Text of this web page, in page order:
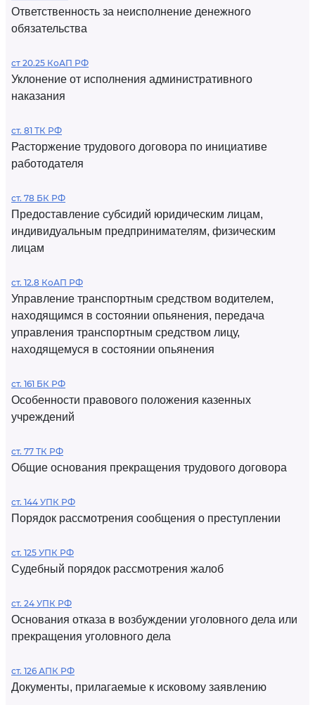
Ответственность за неисполнение денежного
обязательства
ст 20.25 КоАП РФ
Уклонение от исполнения административного
наказания
ст. 81 ТК РФ
Расторжение трудового договора по инициативе
работодателя
ст. 78 БК РФ
Предоставление субсидий юридическим лицам,
индивидуальным предпринимателям, физическим
лицам
ст. 12.8 КоАП РФ
Управление транспортным средством водителем,
находящимся в состоянии опьянения, передача
управления транспортным средством лицу,
находящемуся в состоянии опьянения
ст. 161 БК РФ
Особенности правового положения казенных
учреждений
ст. 77 ТК РФ
Общие основания прекращения трудового договора
ст. 144 УПК РФ
Порядок рассмотрения сообщения о преступлении
ст. 125 УПК РФ
Судебный порядок рассмотрения жалоб
ст. 24 УПК РФ
Основания отказа в возбуждении уголовного дела или
прекращения уголовного дела
ст. 126 АПК РФ
Документы, прилагаемые к исковому заявлению